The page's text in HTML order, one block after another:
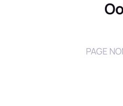
PAGE